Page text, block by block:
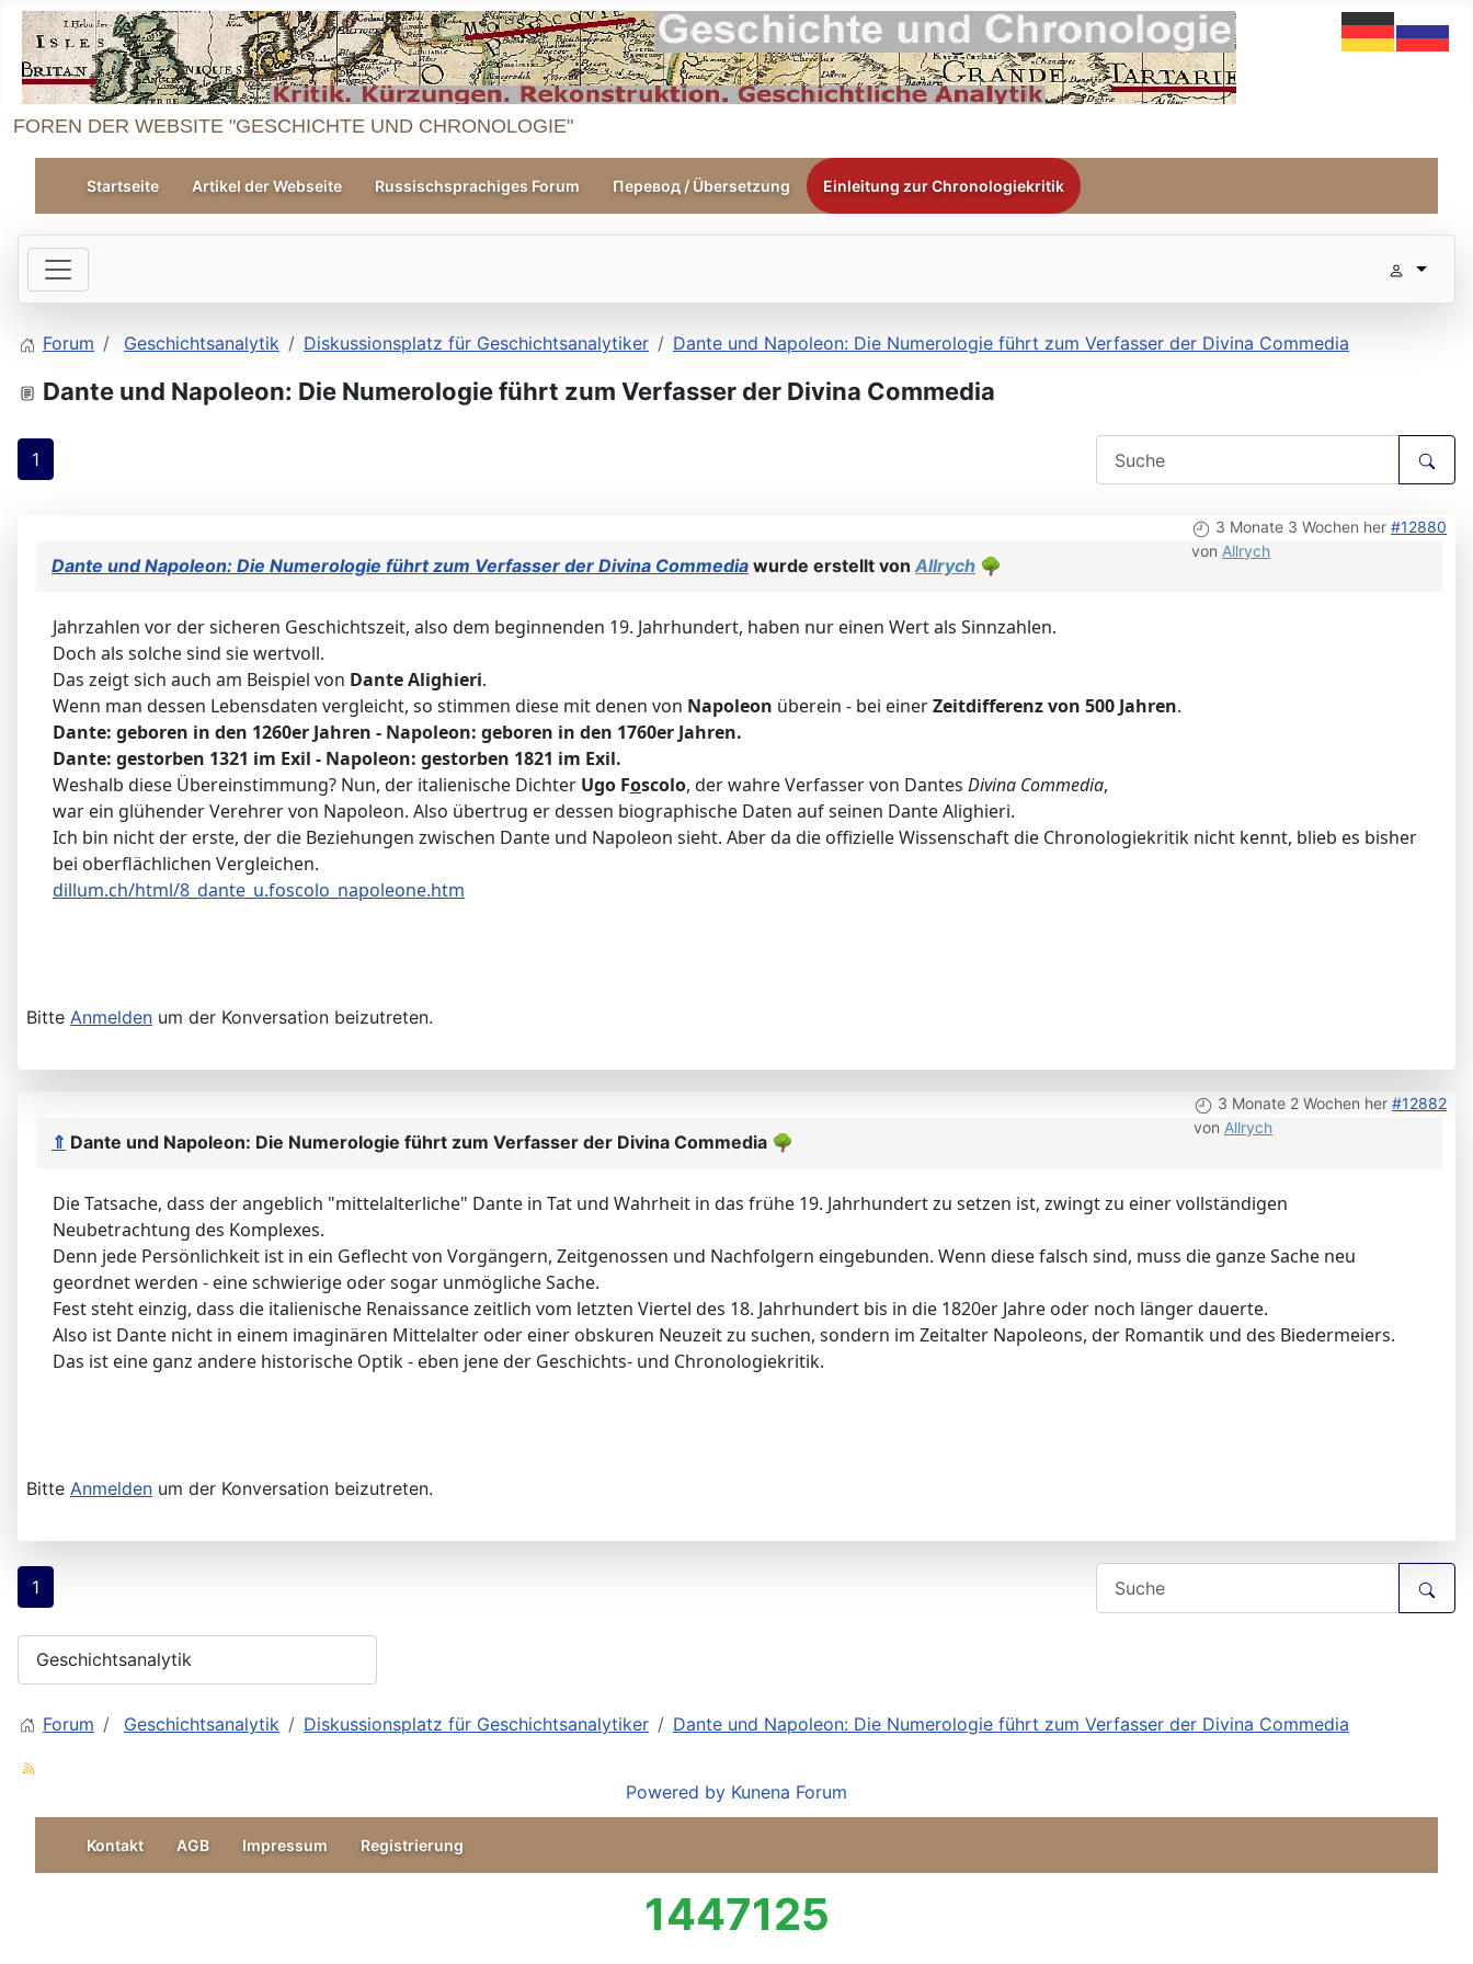
FOREN DER WEBSITE "GESCHICHTE UND CHRONOLOGIE"
Startseite Artikel der Webseite Russischsprachiges Forum Перевод / Übersetzung Einleitung zur Chronologiekritik
Forum Geschichtsanalytik Diskussionsplatz für Geschichtsanalytiker Dante und Napoleon: Die Numerologie führt zum Verfasser der Divina Commedia
Dante und Napoleon: Die Numerologie führt zum Verfasser der Divina Commedia
1
3 Monate 3 Wochen her #12880
von Allrych
Dante und Napoleon: Die Numerologie führt zum Verfasser der Divina Commedia wurde erstellt von Allrych 🌳
Jahrzahlen vor der sicheren Geschichtszeit, also dem beginnenden 19. Jahrhundert, haben nur einen Wert als Sinnzahlen.
Doch als solche sind sie wertvoll.
Das zeigt sich auch am Beispiel von Dante Alighieri.
Wenn man dessen Lebensdaten vergleicht, so stimmen diese mit denen von Napoleon überein - bei einerZeitdifferenz von 500 Jahren.
Dante: geboren in den 1260er Jahren - Napoleon: geboren in den 1760er Jahren.
Dante: gestorben 1321 im Exil - Napoleon: gestorben 1821 im Exil.
Weshalb diese Übereinstimmung? Nun, der italienische Dichter Ugo Foscolo, der wahre Verfasser von Dantes Divina Commedia,
war ein glühender Verehrer von Napoleon. Also übertrug er dessen biographische Daten auf seinen Dante Alighieri.
Ich bin nicht der erste, der die Beziehungen zwischen Dante und Napoleon sieht. Aber da die offizielle Wissenschaft die Chronologiekritik nicht kennt, blieb es bisher
bei oberflächlichen Vergleichen.
dillum.ch/html/8_dante_u.foscolo_napoleone.htm
Bitte Anmelden um der Konversation beizutreten.
3 Monate 2 Wochen her #12882
von Allrych
⇑ Dante und Napoleon: Die Numerologie führt zum Verfasser der Divina Commedia 🌳
Die Tatsache, dass der angeblich "mittelalterliche" Dante in Tat und Wahrheit in das frühe 19. Jahrhundert zu setzen ist, zwingt zu einer vollständigen
Neubetrachtung des Komplexes.
Denn jede Persönlichkeit ist in ein Geflecht von Vorgängern, Zeitgenossen und Nachfolgern eingebunden. Wenn diese falsch sind, muss die ganze Sache neu
geordnet werden - eine schwierige oder sogar unmögliche Sache.
Fest steht einzig, dass die italienische Renaissance zeitlich vom letzten Viertel des 18. Jahrhundert bis in die 1820er Jahre oder noch länger dauerte.
Also ist Dante nicht in einem imaginären Mittelalter oder einer obskuren Neuzeit zu suchen, sondern im Zeitalter Napoleons, der Romantik und des Biedermeiers.
Das ist eine ganz andere historische Optik - eben jene der Geschichts- und Chronologiekritik.
Bitte Anmelden um der Konversation beizutreten.
1
Forum Geschichtsanalytik Diskussionsplatz für Geschichtsanalytiker Dante und Napoleon: Die Numerologie führt zum Verfasser der Divina Commedia
Powered by Kunena Forum
Kontakt AGB Impressum Registrierung
1447125